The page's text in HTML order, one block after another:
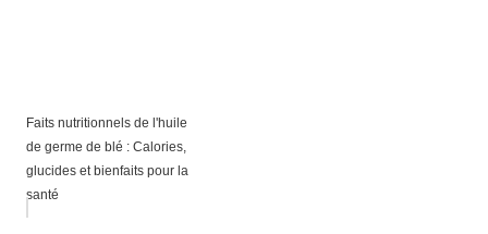
Faits nutritionnels de l'huile
de germe de blé : Calories,
glucides et bienfaits pour la
santé